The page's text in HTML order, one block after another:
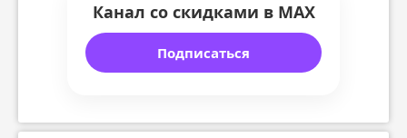
Канал со скидками в MAX
Подписаться